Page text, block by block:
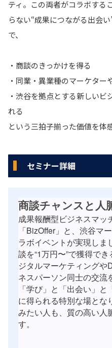
ティ。この両者がコラボする
らない“成果につながる出会
で、
・商談のきっかけを得る
・同業・異業種のマーケター
・渋谷を拠点とする新しい
れる
という三拍子揃った価値を体
セミナー詳細
商談チャンスと人
成果報酬型ビジネスマッ
「BizOffer」と、渋谷マ
ラボイベントが実現しま
談を“1万円〜”で獲得で
ジタルマーケティングや
ネスパーソン同士の交流
「学び」と「出会い」
に得られる特別な場とな
みたい人も、質の高い人
す。